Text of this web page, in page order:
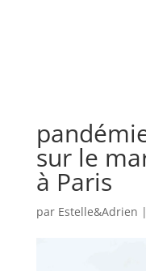
sur le
à Paris
par Estelle&Adrien |